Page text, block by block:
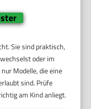
Sie sind praktisch,
oder im
Modelle, die eine
sind. Prüfe
am Kind anliegt.